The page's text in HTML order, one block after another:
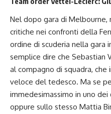
Nel dopo gara di
critiche nei confronti della
ordine di scuderia nella gara
semplice dire che Sebastian
al compagno di squadra,
veloce del tedesco. Ma se
immedesimassimo in uno
oppure sullo stesso Mattia